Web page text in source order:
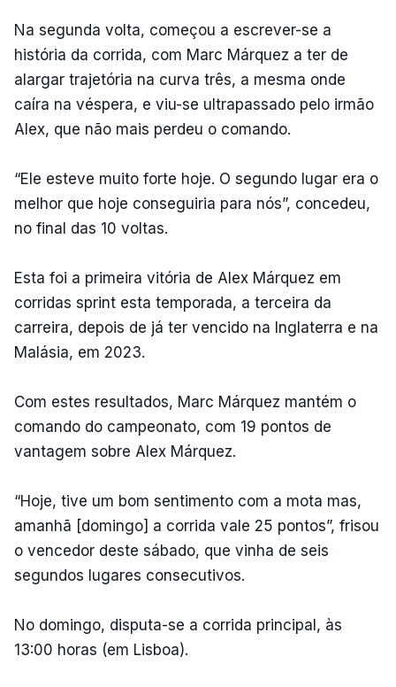
Na segunda volta, começou a escrever-se a
história da corrida, com Marc Márquez a ter de
alargar trajetória na curva três, a mesma onde
caíra na véspera, e viu-se ultrapassado pelo irmão
Alex, que não mais perdeu o comando.
“Ele esteve muito forte hoje. O segundo lugar era o
melhor que hoje conseguiria para nós”, concedeu,
no final das 10 voltas.
Esta foi a primeira vitória de Alex Márquez em
corridas sprint esta temporada, a terceira da
carreira, depois de já ter vencido na Inglaterra e na
Malásia, em 2023.
Com estes resultados, Marc Márquez mantém o
comando do campeonato, com 19 pontos de
vantagem sobre Alex Márquez.
“Hoje, tive um bom sentimento com a mota mas,
amanhã [domingo] a corrida vale 25 pontos”, frisou
o vencedor deste sábado, que vinha de seis
segundos lugares consecutivos.
No domingo, disputa-se a corrida principal, às
13:00 horas (em Lisboa).